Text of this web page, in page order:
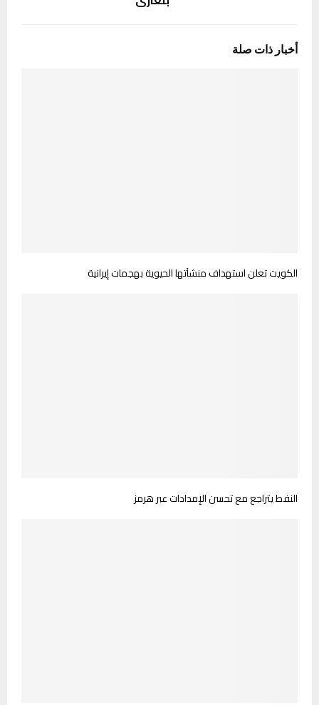
أخبار ذات صلة
الكويت تعلن استهداف منشآتها الحيوية بهجمات إيرانية
النفط يتراجع مع تحسن الإمدادات عبر هرمز